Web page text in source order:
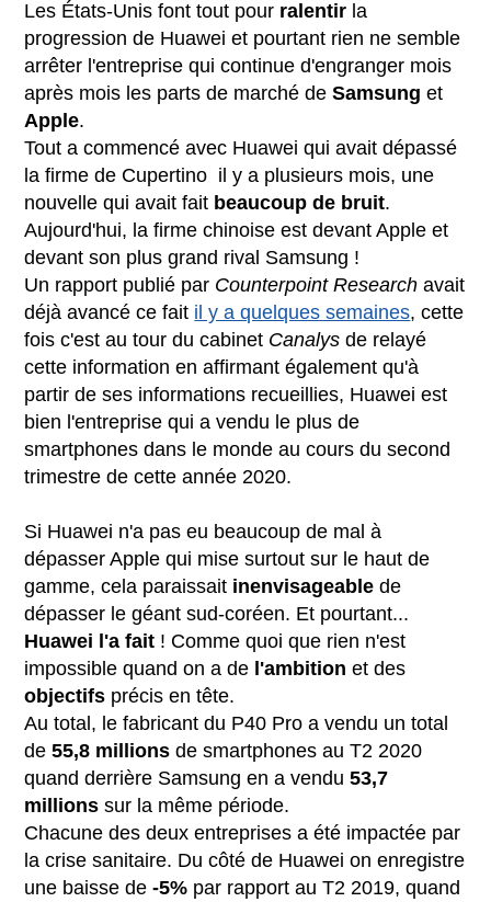
Les États-Unis font tout pour ralentir la
progression de Huawei et pourtant rien ne semble
arrêter l'entreprise qui continue d'engranger mois
après mois les parts de marché deSamsung et
Apple.
Tout a commencé avec Huawei qui avait dépassé
la firme de Cupertino il y a plusieurs mois, une
nouvelle qui avait fait beaucoup de bruit.
Aujourd'hui, la firme chinoise est devant Apple et
devant son plus grand rival Samsung !
Un rapport publié par Counterpoint Research avait
déjà avancé ce fait il y a quelques semaines, cette
fois c'est au tour du cabinet Canalys de relayé
cette information en affirmant également qu'à
partir de ses informations recueillies, Huawei est
bien l'entreprise qui a vendu le plus de
smartphones dans le monde au cours du second
trimestre de cette année 2020.
Si Huawei n'a pas eu beaucoup de mal à
dépasser Apple qui mise surtout sur le haut de
gamme, cela paraissait inenvisageable de
dépasser le géant sud-coréen. Et pourtant...
Huawei l'a fait ! Comme quoi que rien n'est
impossible quand on a de l'ambition et des
objectifs précis en tête.
Au total, le fabricant du P40 Pro a vendu un total
de55,8 millions de smartphones au T2 2020
quand derrière Samsung en a vendu53,7
millionssur la même période.
Chacune des deux entreprises a été impactée par
la crise sanitaire. Du côté de Huawei on enregistre
une baisse de-5% par rapport au T2 2019, quand